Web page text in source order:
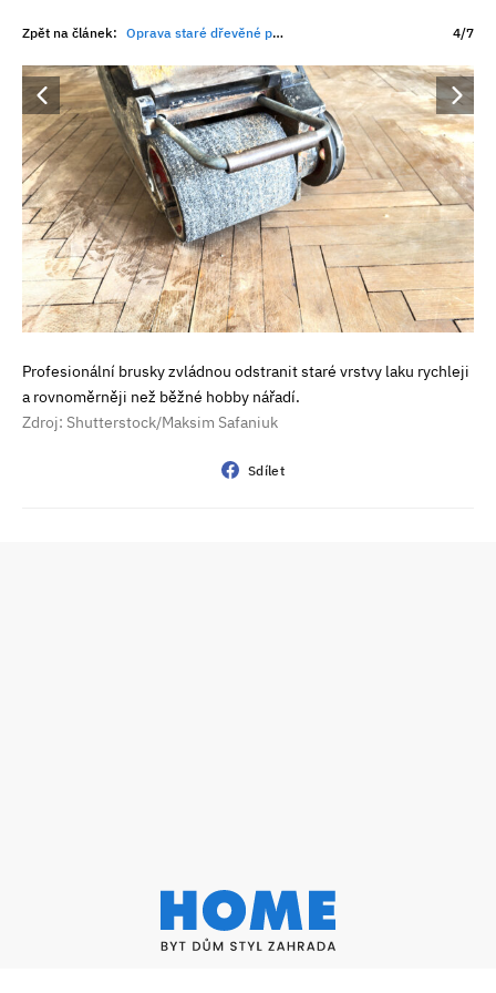
Zpět na článek: Oprava staré dřevěné podlahy má často větší smysl než výměna. Na co myslet při renovaci? 4/7
Profesionální brusky zvládnou odstranit staré vrstvy laku rychleji
a rovnoměrněji než běžné hobby nářadí.
Zdroj: Shutterstock/Maksim Safaniuk
Sdílet